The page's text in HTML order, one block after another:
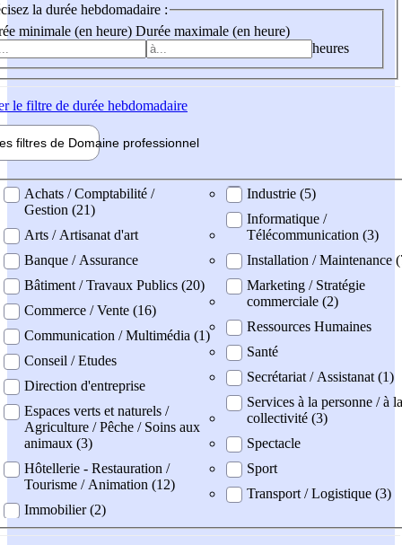
la durée hebdomadaire :
minimale (en heure) Durée maximale (en heure)
heures
le filtre de durée hebdomadaire
filtres de Domaine professionnel
professionel
Achats / Comptabilité /
Gestion (21)
Arts / Artisanat d'art
Banque / Assurance
Bâtiment / Travaux Publics (20)
Commerce / Vente (16)
Communication / Multimédia (1)
Conseil / Etudes
Direction d'entreprise
Espaces verts et naturels /
Agriculture / Pêche / Soins aux
animaux (3)
Hôtellerie - Restauration /
Tourisme / Animation (12)
Immobilier (2)
Industrie (5)
Informatique /
Télécommunication (3)
Installation / Maintenance
Marketing / Stratégie
commerciale (2)
Ressources Humaines
Santé
Secrétariat / Assistanat (1)
Services à la personne / à la
collectivité (3)
Spectacle
Sport
Transport / Logistique (3)